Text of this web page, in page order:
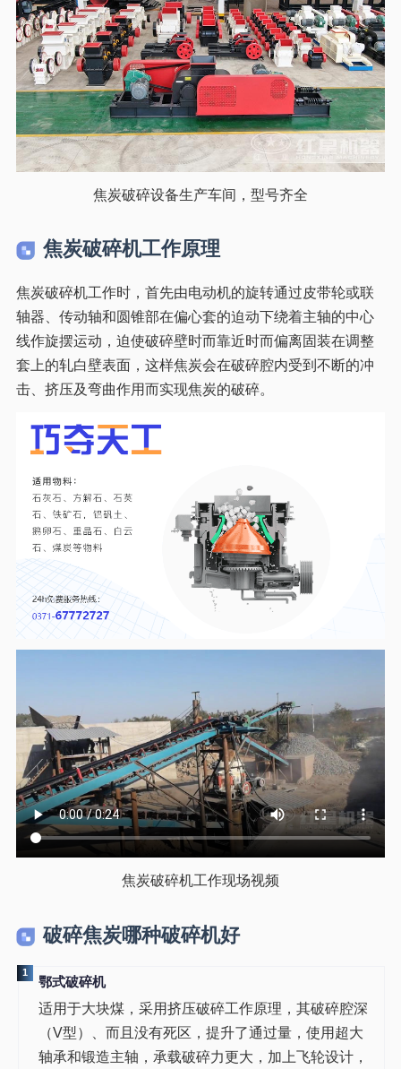
焦炭破碎设备生产车间，型号齐全
焦炭破碎机工作原理
焦炭破碎机工作时，首先由电动机的旋转通过皮带轮或联
轴器、传动轴和圆锥部在偏心套的迫动下绕着主轴的中心
线作旋摆运动，迫使破碎壁时而靠近时而偏离固装在调整
套上的轧白壁表面，这样焦炭会在破碎腔内受到不断的冲
击、挤压及弯曲作用而实现焦炭的破碎。
焦炭破碎机工作现场视频
破碎焦炭哪种破碎机好
1
鄂式破碎机
适用于大块煤，采用挤压破碎工作原理，其破碎腔深
（V型）、而且没有死区，提升了通过量，使用超大
轴承和锻造主轴，承载破碎力更大，加上飞轮设计，